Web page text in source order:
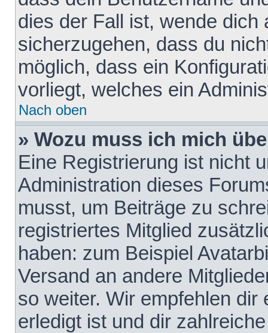
dies der Fall ist, wende dich
sicherzugehen, dass du
möglich, dass ein
vorliegt, welches ein
Nach oben
» Wozu muss ich mich
Eine Registrierung ist nicht
Administration dieses
musst, um Beiträge zu
registriertes Mitglied
haben: zum Beispiel
Versand an andere
so weiter. Wir empfehlen
erledigt ist und dir